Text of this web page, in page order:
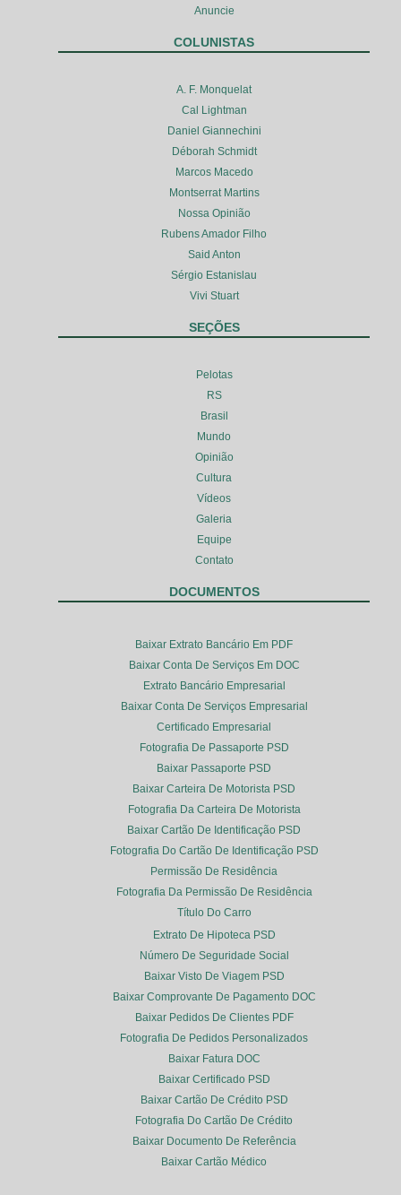
Anuncie
COLUNISTAS
A. F. Monquelat
Cal Lightman
Daniel Giannechini
Déborah Schmidt
Marcos Macedo
Montserrat Martins
Nossa Opinião
Rubens Amador Filho
Said Anton
Sérgio Estanislau
Vivi Stuart
SEÇÕES
Pelotas
RS
Brasil
Mundo
Opinião
Cultura
Vídeos
Galeria
Equipe
Contato
DOCUMENTOS
Baixar Extrato Bancário Em PDF
Baixar Conta De Serviços Em DOC
Extrato Bancário Empresarial
Baixar Conta De Serviços Empresarial
Certificado Empresarial
Fotografia De Passaporte PSD
Baixar Passaporte PSD
Baixar Carteira De Motorista PSD
Fotografia Da Carteira De Motorista
Baixar Cartão De Identificação PSD
Fotografia Do Cartão De Identificação PSD
Permissão De Residência
Fotografia Da Permissão De Residência
Título Do Carro
Extrato De Hipoteca PSD
Número De Seguridade Social
Baixar Visto De Viagem PSD
Baixar Comprovante De Pagamento DOC
Baixar Pedidos De Clientes PDF
Fotografia De Pedidos Personalizados
Baixar Fatura DOC
Baixar Certificado PSD
Baixar Cartão De Crédito PSD
Fotografia Do Cartão De Crédito
Baixar Documento De Referência
Baixar Cartão Médico